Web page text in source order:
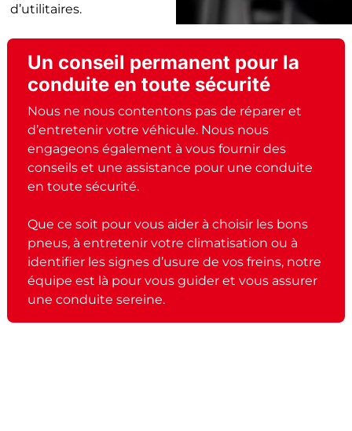
d’utilitaires.
Un conseil permanent pour la
conduite en toute sécurité
Nous ne nous contentons pas de réparer et
d’entretenir votre véhicule. Nous nous
engageons également à vous fournir des
conseils et une assistance pour une conduite
en toute sécurité.
Que ce soit pour vous aider à choisir les bons
pneus, à entretenir votre climatisation ou à
identifier les signes d’usure de vos freins, notre
équipe est là pour vous guider et vous assurer
une conduite sereine.